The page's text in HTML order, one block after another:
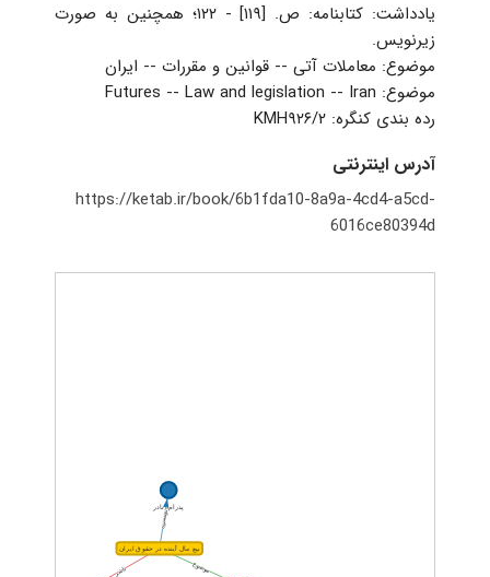
یادداشت: کتابنامه: ص. [۱۱۹] - ۱۲۲؛ همچنین به صورت
زیرنویس.
‏موضوع: معاملات آتی -- قوانین و مقررات -- ایران
موضوع: Futures -- Law and legislation -- Iran
‏رده بندی کنگره: ‏‫‭KMH۹۲۶/۲‭‬‭‬‭
آدرس اینترنتی
https://ketab.ir/book/6b1fda10-8a9a-4cd4-a5cd-
6016ce80394d